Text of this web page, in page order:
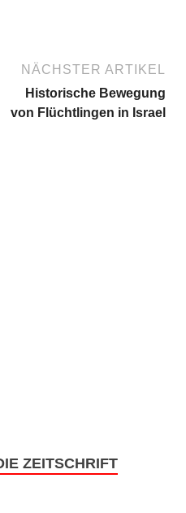
NÄCHSTER ARTIKEL
Historische Bewegung
von Flüchtlingen in Israel
ZEITSCHRIFT